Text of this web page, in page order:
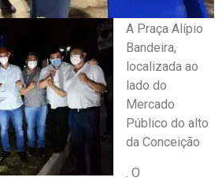
A Praça Alípio
Bandeira,
localizada ao
lado do
Mercado
Público do alto
da Conceição
. O